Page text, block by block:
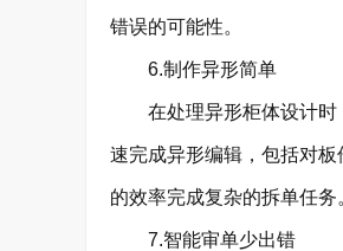
错误的可能性。
6.制作异形简单
在处理异形柜体设计时
速完成异形编辑，包括对
的效率完成复杂的拆单任
7.智能审单少出错